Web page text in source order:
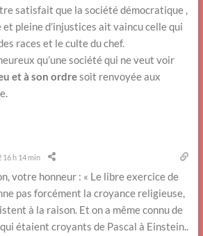
satisfait que la société démocratique ,
pleine d’injustices ait vaincu celle qui
races et le culte du chef.
qu’une société qui ne veut voir
et à son ordresoit renvoyée aux
h 14 min
votre honneur : « Le libre exercice de
pas forcément la croyance religieuse,
à la raison. Et on a même connu de
étaient croyants de Pascal à Einstein..